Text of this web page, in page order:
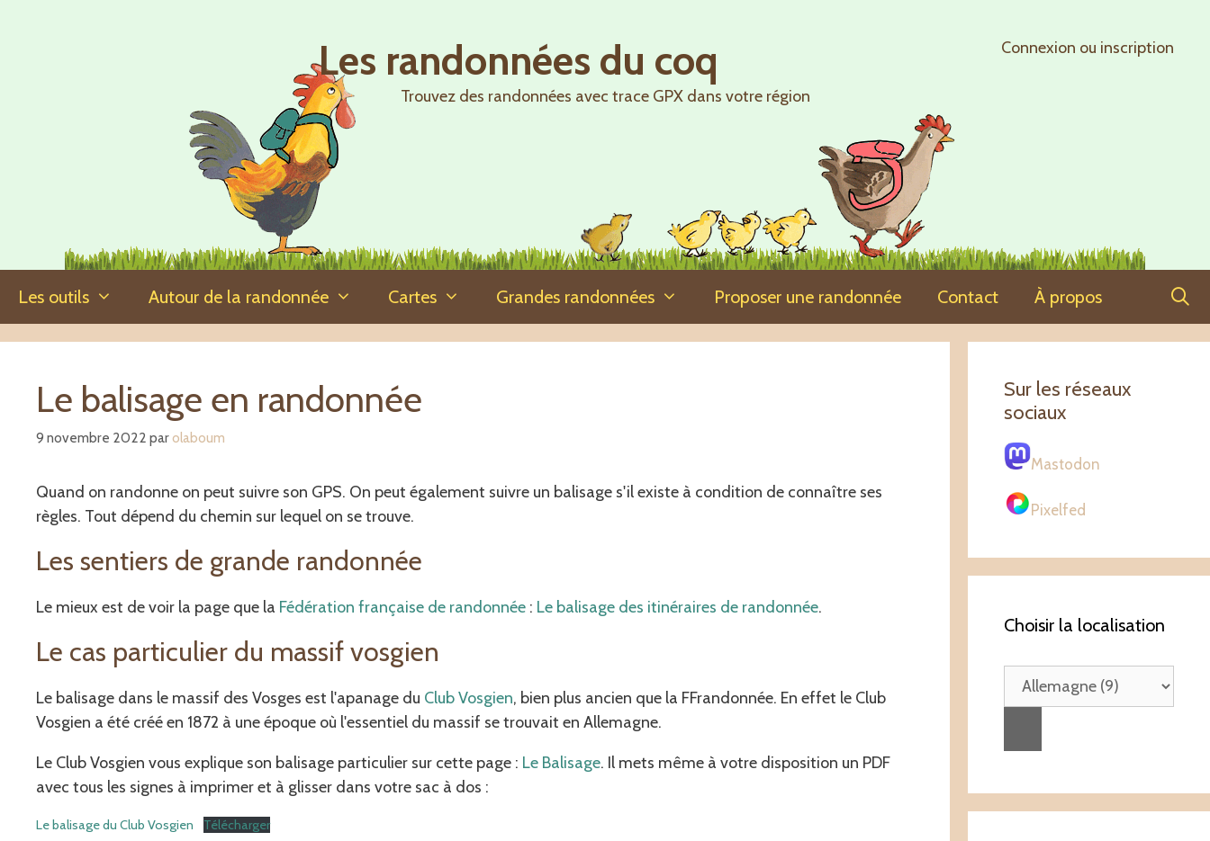
Connexion ou inscription
Les randonnées du coq
Trouvez des randonnées avec trace GPX dans votre région
Les outils Autour de la randonnée Cartes Grandes randonnées Proposer une randonnée Contact À propos
Le balisage en randonnée
9 novembre 2022 par olaboum
Quand on randonne on peut suivre son GPS. On peut également suivre un balisage s'il existe à condition de connaître ses
règles. Tout dépend du chemin sur lequel on se trouve.
Les sentiers de grande randonnée
Le mieux est de voir la page que la Fédération française de randonnée : Le balisage des itinéraires de randonnée.
Le cas particulier du massif vosgien
Le balisage dans le massif des Vosges est l'apanage du Club Vosgien, bien plus ancien que la FFrandonnée. En effet le Club
Vosgien a été créé en 1872 à une époque où l'essentiel du massif se trouvait en Allemagne.
Le Club Vosgien vous explique son balisage particulier sur cette page : Le Balisage. Il mets même à votre disposition un PDF
avec tous les signes à imprimer et à glisser dans votre sac à dos :
Le balisage du Club Vosgien Télécharger
Sur les réseaux
sociaux
Mastodon
Pixelfed
Choisir la localisation